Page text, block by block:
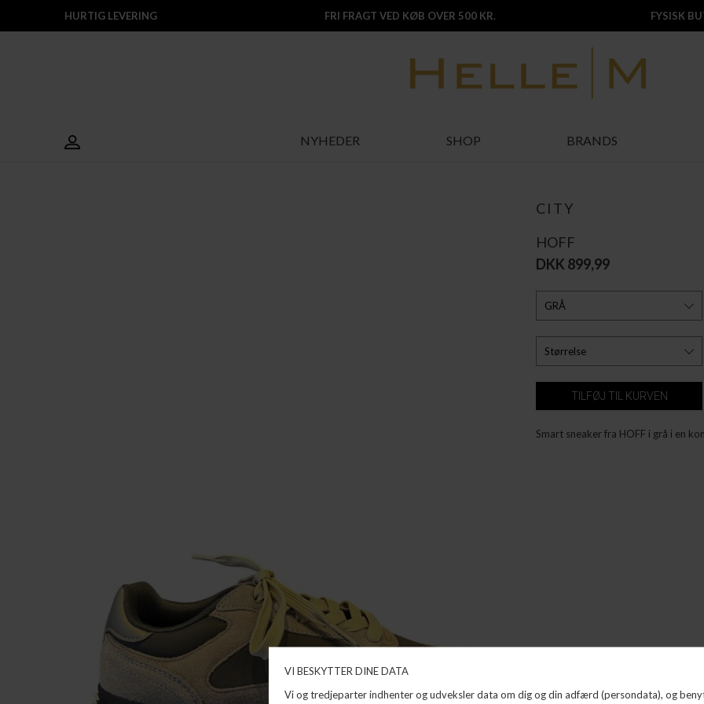
HURTIG LEVERING FRI FRAGT VED KØB OVER 500 KR. FYSISK
NYHEDER SHOP BRANDS
CITY
HOFF
DKK 899,99
Smart sneaker fra HOFF i grå i en